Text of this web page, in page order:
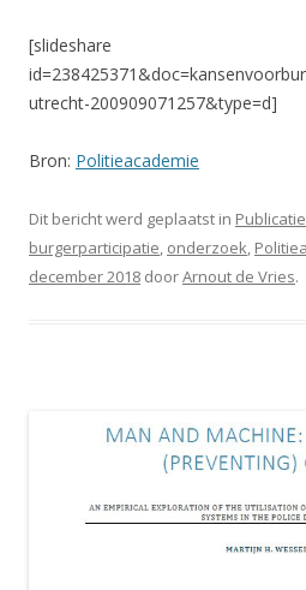
[slideshare
utrecht-200909071257&type=d]
Bron: Politieacademie
Dit bericht werd geplaatst in
burgerparticipatie, onderzoek,
december 2018 doorArnout de Vries.